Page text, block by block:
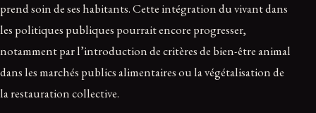
prend soin de ses habitants. Cette intégration du vivant dans
les politiques publiques pourrait encore progresser,
notamment par l’introduction de critères de bien-être animal
dans les marchés publics alimentaires ou la végétalisation de
la restauration collective.